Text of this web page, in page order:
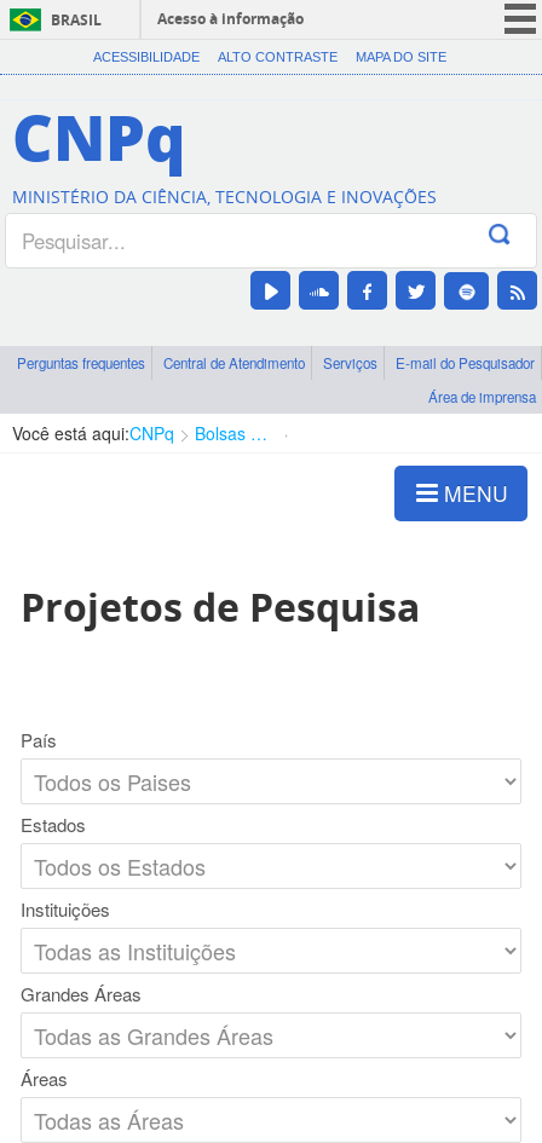
BRASIL
Acesso à informação
CORONAVÍRUS (COVID-19)
Canais
ACESSIBILIDADE ALTO CONTRASTE MAPA DO SITE
CNPq
MINISTÉRIO DA CIÊNCIA, TECNOLOGIA E INOVAÇÕES
Perguntas frequentes Central de Atendimento Serviços
E-mail do Pesquisador
Área de imprensa
Você está aqui:CNPq Bolsas e Auxílios Vigentes
MENU
Projetos de Pesquisa
País
Estados
Instituições
Grandes Áreas
Áreas